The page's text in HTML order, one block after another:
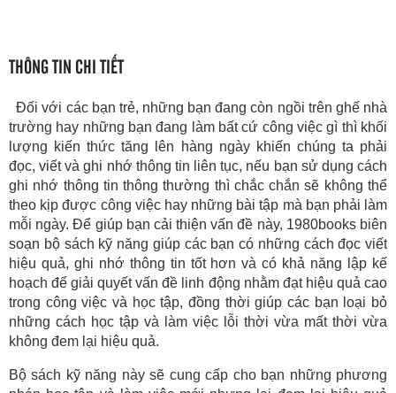
THÔNG TIN CHI TIẾT
Đối với các bạn trẻ, những bạn đang còn ngồi trên ghế nhà
trường hay những bạn đang làm bất cứ công việc gì thì khối
lượng kiến thức tăng lên hàng ngày khiến chúng ta phải
đọc, viết và ghi nhớ thông tin liên tục, nếu bạn sử dụng cách
ghi nhớ thông tin thông thường thì chắc chắn sẽ không thể
theo kịp được công việc hay những bài tập mà bạn phải làm
mỗi ngày. Để giúp bạn cải thiện vấn đề này, 1980books biên
soạn bộ sách kỹ năng giúp các bạn có những cách đọc viết
hiệu quả, ghi nhớ thông tin tốt hơn và có khả năng lập kế
hoạch để giải quyết vấn đề linh động nhằm đạt hiệu quả cao
trong công việc và học tập, đồng thời giúp các bạn loại bỏ
những cách học tập và làm việc lỗi thời vừa mất thời vừa
không đem lại hiệu quả.
Bộ sách kỹ năng này sẽ cung cấp cho bạn những phương